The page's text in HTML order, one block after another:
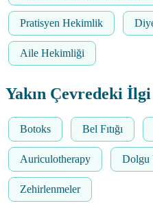
Pratisyen Hekimlik
Aile Hekimliği
Yakın Çevredeki
Botoks Bel Fıtığı
Auriculotherapy Dolgu
Zehirlenmeler